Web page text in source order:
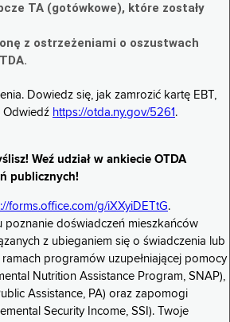
TA (gotówkowe), które zostały
z ostrzeżeniami o oszustwach
Dowiedz się, jak zamrozić kartę EBT,
Odwiedź https://otda.ny.gov/5261 .
Weź udział w ankiecie OTDA
publicznych!
forms.office.com/g/iXXyiDETtG.
poznanie doświadczeń mieszkańców
z ubieganiem się o świadczenia lub
programów uzupełniającej pomocy
Nutrition Assistance Program, SNAP),
Assistance, PA) oraz zapomogi
Security Income, SSI). Twoje